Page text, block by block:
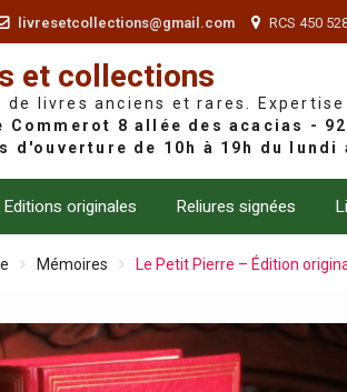
livresetcollections@gmail.com RCS 450
et collections
de livres anciens et rares. Expertise
Editions originales Reliures signées
Mémoires Le Petit Pierre – Édition